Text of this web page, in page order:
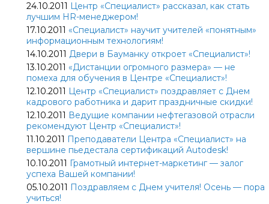
24.10.2011 Центр «Специалист» рассказал, как стать
лучшим HR-менеджером!
17.10.2011 «Специалист» научит учителей «понятным»
информационным технологиям!
14.10.2011 Двери в Бауманку откроет «Специалист»!
13.10.2011 «Дистанции огромного размера» — не
помеха для обучения в Центре «Специалист»!
12.10.2011 Центр «Специалист» поздравляет с Днем
кадрового работника и дарит праздничные скидки!
12.10.2011 Ведущие компании нефтегазовой отрасли
рекомендуют Центр «Специалист»!
11.10.2011 Преподаватели Центра «Специалист» на
вершине пьедестала сертификаций Autodesk!
10.10.2011 Грамотный интернет-маркетинг — залог
успеха Вашей компании!
05.10.2011 Поздравляем с Днем учителя! Осень — пора
учиться!